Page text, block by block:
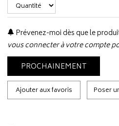
Prévenez-moi dès que le
vous connecter à votre compte
PROCHAINEMENT
Ajouter aux favoris Poser